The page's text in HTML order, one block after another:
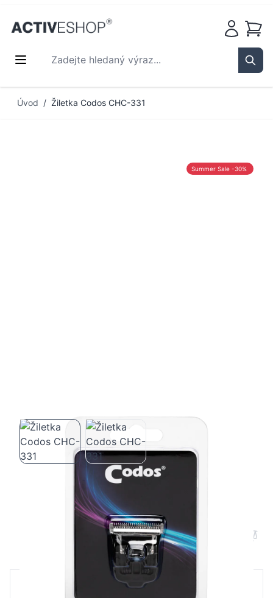
Zadejte hledaný výraz...
Košík
Úvod / Žiletka Codos CHC-331
Summer Sale -30%
Žiletka Codos CHC-331
Maloobchodní cena